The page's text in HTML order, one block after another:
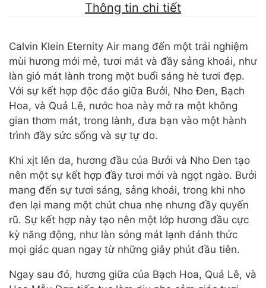
Thông tin chi tiết
Calvin Klein Eternity Air mang đến một trải nghiệm
mùi hương mới mẻ, tươi mát và đầy sảng khoái, như
làn gió mát lành trong một buổi sáng hè tươi đẹp.
Với sự kết hợp độc đáo giữa Bưởi, Nho Đen, Bạch
Hoa, và Quả Lê, nước hoa này mở ra một không
gian thơm mát, trong lành, đưa bạn vào một hành
trình đầy sức sống và sự tự do.
Khi xịt lên da, hương đầu của Bưởi và Nho Đen tạo
nên một sự kết hợp đầy tươi mới và ngọt ngào. Bưởi
mang đến sự tươi sáng, sảng khoái, trong khi nho
đen lại mang một chút chua nhẹ nhưng đầy quyến
rũ. Sự kết hợp này tạo nên một lớp hương đầu cực
kỳ năng động, như làn sóng mát lạnh đánh thức
mọi giác quan ngay từ những giây phút đầu tiên.
Ngay sau đó, hương giữa của Bạch Hoa, Quả Lê, và